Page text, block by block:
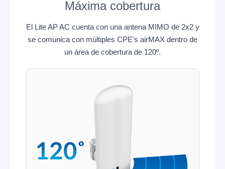
Máxima cobertura
El Lite AP AC cuenta con una antena MIMO de 2x2 y
se comunica con múltiples CPE's airMAX dentro de
un área de cobertura de 120º.